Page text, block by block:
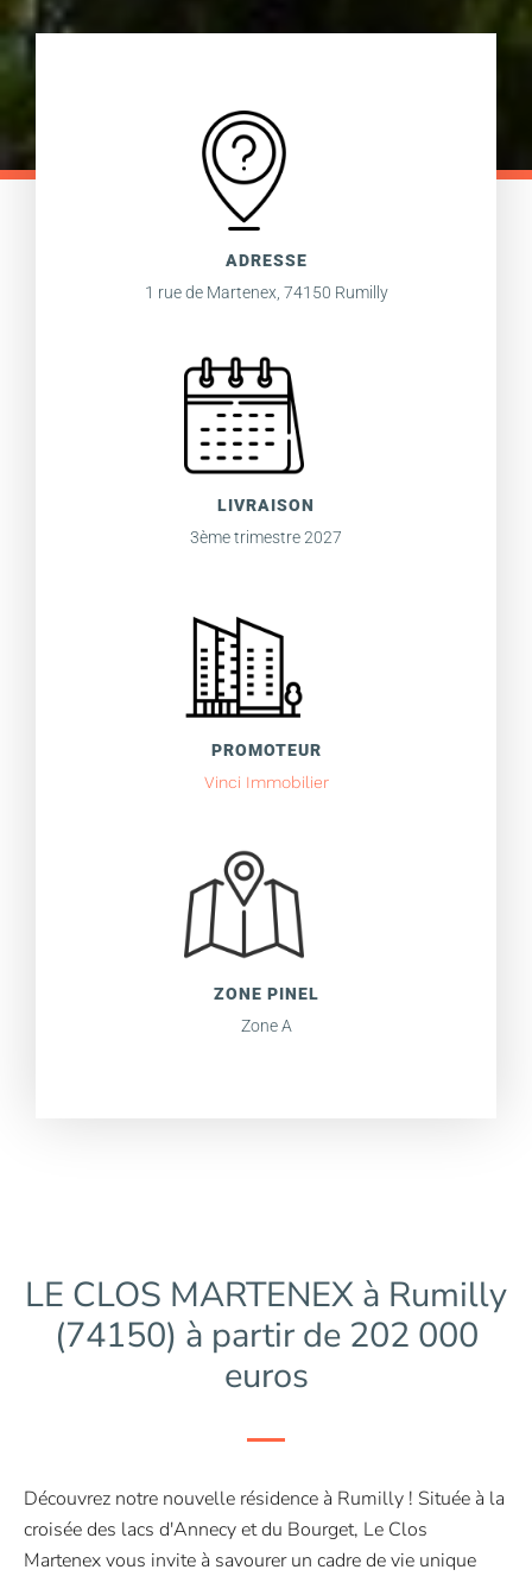
ADRESSE
1 rue de Martenex, 74150 Rumilly
LIVRAISON
3ème trimestre 2027
PROMOTEUR
Vinci Immobilier
ZONE PINEL
Zone A
LE CLOS MARTENEX à Rumilly
(74150) à partir de 202 000
euros
Découvrez notre nouvelle résidence à Rumilly ! Située à la
croisée des lacs d'Annecy et du Bourget, Le Clos
Martenex vous invite à savourer un cadre de vie unique